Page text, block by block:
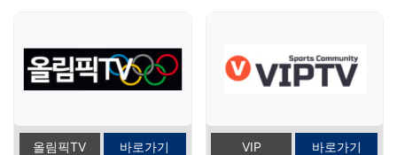
올림픽TV 바로가기 VIP 바로가기